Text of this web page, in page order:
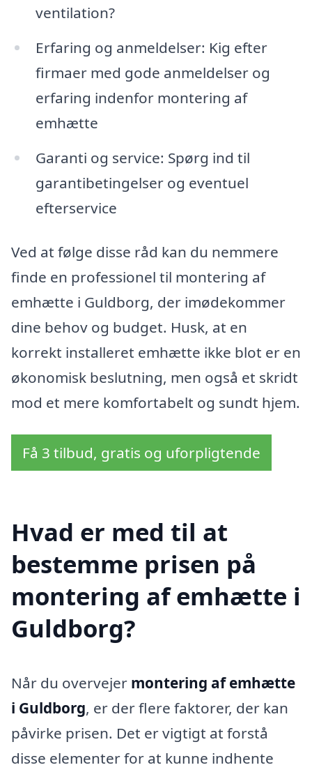
ventilation?
Erfaring og anmeldelser: Kig efter
firmaer med gode anmeldelser og
erfaring indenfor montering af
emhætte
Garanti og service: Spørg ind til
garantibetingelser og eventuel
efterservice
Ved at følge disse råd kan du nemmere
finde en professionel til montering af
emhætte i Guldborg, der imødekommer
dine behov og budget. Husk, at en
korrekt installeret emhætte ikke blot er en
økonomisk beslutning, men også et skridt
mod et mere komfortabelt og sundt hjem.
Få 3 tilbud, gratis og uforpligtende
Hvad er med til at
bestemme prisen på
montering af emhætte i
Guldborg?
Når du overvejer montering af emhætte
i Guldborg, er der flere faktorer, der kan
påvirke prisen. Det er vigtigt at forstå
disse elementer for at kunne indhente